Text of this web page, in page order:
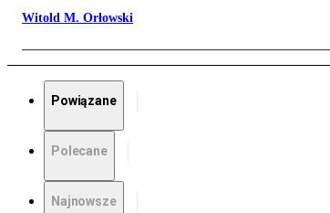
Witold M. Orłowski
Powiązane
Polecane
Najnowsze